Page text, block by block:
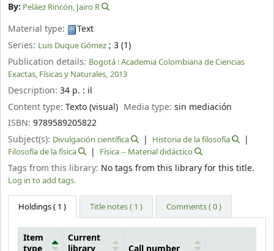
By: Peláez Rincón, Jairo R
Material type:
Text
Series: Luis Duque Gómez ; 3 (1)
Publication details: Bogotá :Academia Colombiana de Ciencias
Exactas, Físicas y Naturales, 2013
Description: 34 p. : il
Content type: Texto (visual) Media type:sin mediación
ISBN: 9789589205822
Subject(s): Divulgación científica
Historia de la filosofía
Filosofía de la física
Física -- Material didáctico
Tags from this library: No tags from this library for this title.
Log in to add tags.
Holdings( 1 ) Title notes ( 1 ) Comments ( 0 )
Item
Current